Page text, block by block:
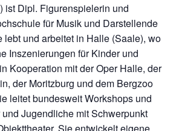
ist Dipl. Figurenspielerin und
für Musik und Darstellende
lebt und arbeitet in Halle (Saale), wo
Inszenierungen für Kinder und
Kooperation mit der Oper Halle, der
der Moritzburg und dem Bergzoo
leitet bundesweit Workshops und
Jugendliche mit Schwerpunkt
Sie entwickelt eigene